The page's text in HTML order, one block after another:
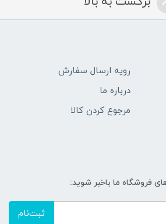
رویه ارسال سفارش
درباره ما
مرجوع کردن کالا
فروشگاه ما باخبر شوید:
ثبت‌نام